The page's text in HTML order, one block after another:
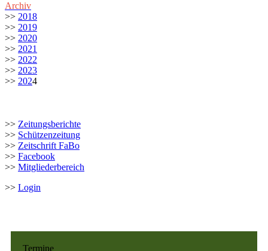
Archiv
>> 2018
>> 2019
>> 2020
>> 2021
>> 2022
>> 2023
>> 2024
>> Zeitungsberichte
>> Schützenzeitung
>> Zeitschrift FaBo
>> Facebook
>> Mitgliederbereich
>> Login
Termine